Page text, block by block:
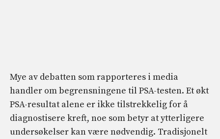
Mye av debatten som rapporteres i media
handler om begrensningene til PSA-testen. Et økt
PSA-resultat alene er ikke tilstrekkelig for å
diagnostisere kreft, noe som betyr at ytterligere
undersøkelser kan være nødvendig. Tradisjonelt